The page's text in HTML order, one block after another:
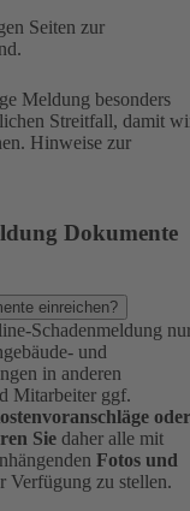
Seiten zur
Meldung besonders
Streitfall, damit
Hinweise zur
Dokumente
einreichen?
Schadenmeldung
und
in anderen
Mitarbeiter ggf.
oder
Sie daher alle mit
Fotos und
Verfügung zu stellen.